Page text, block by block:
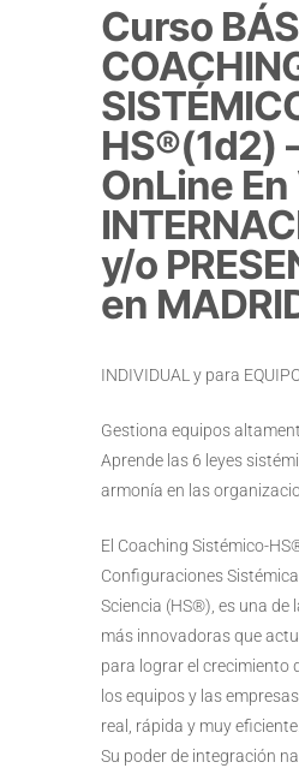
Curso
HS®(1d2)
OnLine
y/o
en
INDIVIDUAL y para
Gestiona equipos
Aprende las 6 leyes
armonía en las
El Coaching Sistémico-
Configuraciones
Sciencia (HS®), es una de
más innovadoras que
para lograr el crecimiento
los equipos y las
real, rápida y muy eficiente.
Su poder de integración